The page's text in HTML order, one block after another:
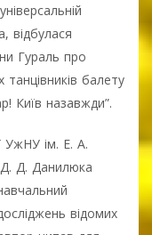
відбулася
Гураль про
танцівників балету
Київ назавжди”.
УжНУ ім. Е. А.
Д. Д. Данилюка
відомих